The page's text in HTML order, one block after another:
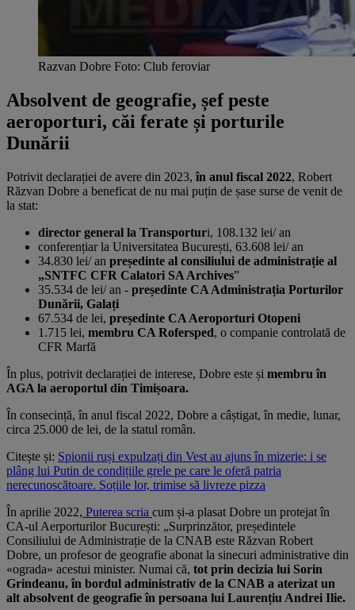
Razvan Dobre Foto: Club feroviar
Absolvent de geografie, șef peste
aeroporturi, căi ferate și porturile
Dunării
Potrivit declarației de avere din 2023, în anul fiscal 2022, Robert
Răzvan Dobre a beneficat de nu mai puțin de șase surse de venit de
la stat:
director general la Transporturi, 108.132 lei/ an
conferențiar la Universitatea București, 63.608 lei/ an
34.830 lei/ an președinte al consiliului de administrație al
„SNTFC CFR Calatori SA Archives”
35.534 de lei/ an - președinte CA Administrația Porturilor
Dunării, Galați
67.534 de lei, președinte CA Aeroporturi Otopeni
1.715 lei, membru CA Rofersped, o companie controlată de
CFR Marfă
În plus, potrivit declarației de interese, Dobre este și membru în
AGA la aeroportul din Timișoara.
În consecință, în anul fiscal 2022, Dobre a câștigat, în medie, lunar,
circa 25.000 de lei, de la statul român.
Citește și: Spionii ruși expulzați din Vest au ajuns în mizerie: i se
plâng lui Putin de condițiile grele pe care le oferă patria
nerecunoscătoare. Soțiile lor, trimise să livreze pizza
În aprilie 2022, Puterea scria cum și-a plasat Dobre un protejat în
CA-ul Aerporturilor București: „Surprinzător, președintele
Consiliului de Administrație de la CNAB este Răzvan Robert
Dobre, un profesor de geografie abonat la sinecuri administrative din
«ograda» acestui minister. Numai că, tot prin decizia lui Sorin
Grindeanu, în bordul administrativ de la CNAB a aterizat un
alt absolvent de geografie în persoana lui Laurențiu Andrei Ilie.